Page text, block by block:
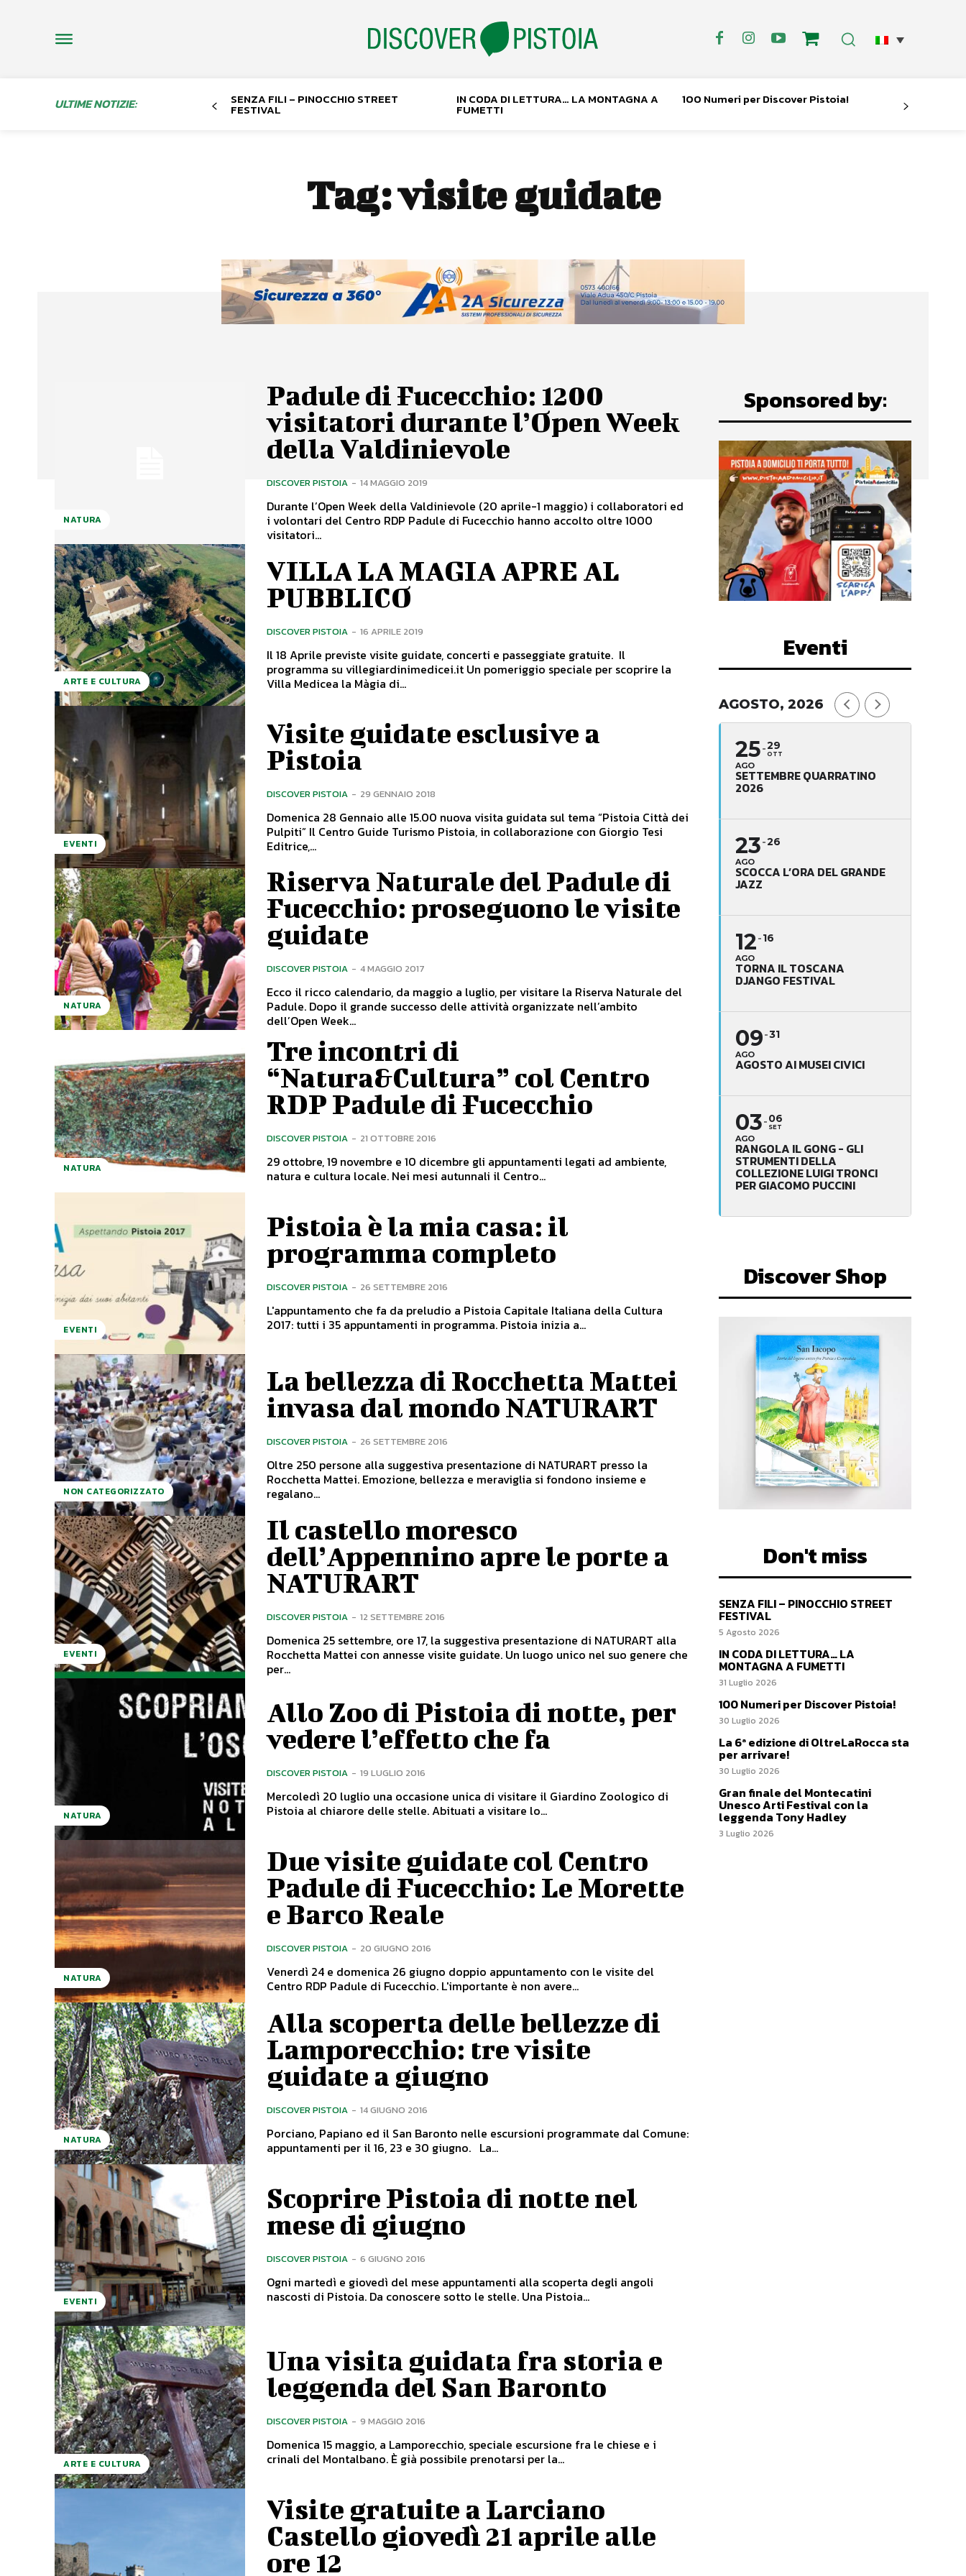
ULTIME NOTIZIE: SENZA FILI – PINOCCHIO STREET
FESTIVAL
IN CODA DI LETTURA… LA MONTAGNA A
FUMETTI
100 Numeri per Discover Pistoia!
Tag:visite guidate
NATURA
Padule di Fucecchio: 1200
visitatori durante l’Open Week
della Valdinievole
DISCOVER PISTOIA - 14 MAGGIO 2019
Durante l’Open Week della Valdinievole (20 aprile-1 maggio) i collaboratori ed
i volontari del Centro RDP Padule di Fucecchio hanno accolto oltre 1000
visitatori...
ARTE E CULTURA
VILLA LA MAGIA APRE AL
PUBBLICO
DISCOVER PISTOIA - 16 APRILE 2019
Il 18 Aprile previste visite guidate, concerti e passeggiate gratuite. Il
programma su villegiardinimedicei.it Un pomeriggio speciale per scoprire la
Villa Medicea la Màgia di...
EVENTI
Visite guidate esclusive a
Pistoia
DISCOVER PISTOIA - 29 GENNAIO 2018
Domenica 28 Gennaio alle 15.00 nuova visita guidata sul tema “Pistoia Città dei
Pulpiti” Il Centro Guide Turismo Pistoia, in collaborazione con Giorgio Tesi
Editrice,...
NATURA
Riserva Naturale del Padule di
Fucecchio: proseguono le visite
guidate
DISCOVER PISTOIA - 4 MAGGIO 2017
Ecco il ricco calendario, da maggio a luglio, per visitare la Riserva Naturale del
Padule. Dopo il grande successo delle attività organizzate nell’ambito
dell’Open Week...
NATURA
Tre incontri di
“Natura&Cultura” col Centro
RDP Padule di Fucecchio
DISCOVER PISTOIA - 21 OTTOBRE 2016
29 ottobre, 19 novembre e 10 dicembre gli appuntamenti legati ad ambiente,
natura e cultura locale. Nei mesi autunnali il Centro...
EVENTI
Pistoia è la mia casa: il
programma completo
DISCOVER PISTOIA - 26 SETTEMBRE 2016
L'appuntamento che fa da preludio a Pistoia Capitale Italiana della Cultura
2017: tutti i 35 appuntamenti in programma. Pistoia inizia a...
NON CATEGORIZZATO
La bellezza di Rocchetta Mattei
invasa dal mondo NATURART
DISCOVER PISTOIA - 26 SETTEMBRE 2016
Oltre 250 persone alla suggestiva presentazione di NATURART presso la
Rocchetta Mattei. Emozione, bellezza e meraviglia si fondono insieme e
regalano...
EVENTI
Il castello moresco
dell’Appennino apre le porte a
NATURART
DISCOVER PISTOIA - 12 SETTEMBRE 2016
Domenica 25 settembre, ore 17, la suggestiva presentazione di NATURART alla
Rocchetta Mattei con annesse visite guidate. Un luogo unico nel suo genere che
per...
NATURA
Allo Zoo di Pistoia di notte, per
vedere l’effetto che fa
DISCOVER PISTOIA - 19 LUGLIO 2016
Mercoledì 20 luglio una occasione unica di visitare il Giardino Zoologico di
Pistoia al chiarore delle stelle. Abituati a visitare lo...
NATURA
Due visite guidate col Centro
Padule di Fucecchio: Le Morette
e Barco Reale
DISCOVER PISTOIA - 20 GIUGNO 2016
Venerdì 24 e domenica 26 giugno doppio appuntamento con le visite del
Centro RDP Padule di Fucecchio. L'importante è non avere...
NATURA
Alla scoperta delle bellezze di
Lamporecchio: tre visite
guidate a giugno
DISCOVER PISTOIA - 14 GIUGNO 2016
Porciano, Papiano ed il San Baronto nelle escursioni programmate dal Comune:
appuntamenti per il 16, 23 e 30 giugno. La...
EVENTI
Scoprire Pistoia di notte nel
mese di giugno
DISCOVER PISTOIA - 6 GIUGNO 2016
Ogni martedì e giovedì del mese appuntamenti alla scoperta degli angoli
nascosti di Pistoia. Da conoscere sotto le stelle. Una Pistoia...
ARTE E CULTURA
Una visita guidata fra storia e
leggenda del San Baronto
DISCOVER PISTOIA - 9 MAGGIO 2016
Domenica 15 maggio, a Lamporecchio, speciale escursione fra le chiese e i
crinali del Montalbano. È già possibile prenotarsi per la...
Visite gratuite a Larciano
Castello giovedì 21 aprile alle
ore 12
Sponsored by:
Eventi
AGOSTO, 2026
25
AGO
29
OTT
SETTEMBRE QUARRATINO
2026
23
AGO
26
SCOCCA L’ORA DEL GRANDE
JAZZ
12
AGO
16
TORNA IL TOSCANA
DJANGO FESTIVAL
09
AGO
31
AGOSTO AI MUSEI CIVICI
03
AGO
06
SET
RANGOLA IL GONG - GLI
STRUMENTI DELLA
COLLEZIONE LUIGI TRONCI
PER GIACOMO PUCCINI
Discover Shop
Don't miss
SENZA FILI – PINOCCHIO STREET
FESTIVAL
5 Agosto 2026
IN CODA DI LETTURA… LA
MONTAGNA A FUMETTI
31 Luglio 2026
100 Numeri per Discover Pistoia!
30 Luglio 2026
La 6ª edizione di OltreLaRocca sta
per arrivare!
30 Luglio 2026
Gran finale del Montecatini
Unesco Arti Festival con la
leggenda Tony Hadley
3 Luglio 2026